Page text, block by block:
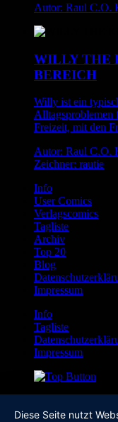
Autor: Raul C.O.
WILLY THE
BEREICH
Willy ist ein
Alltagsproblemen
Freizeit, mit den
Autor: Raul C.O.
Zeichner: rautie
Info
User Comics
Verlagscomics
Tagliste
Archiv
Top 20
Blog
Impressum
Info
Tagliste
Impressum
Diese Seite nutzt